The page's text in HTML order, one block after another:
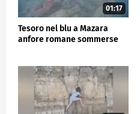
01:17
Tesoro nel blu a Mazara
anfore romane sommerse